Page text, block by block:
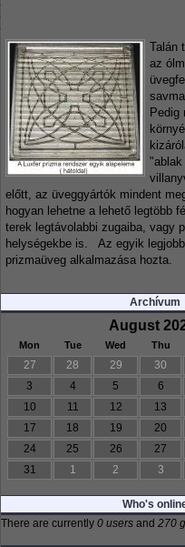
Talán
az
Pedig
előtt, az üveggyártók mindent
hogyan lehetne a lehető legtöbb
terek legtávolabbi zugaiba, vagy
helységekbe is. Az egyik
prizmaüveg alkalmazása hozta.
Archívum
August
Mon Tue Wed Thu
27 28 29 30
3
4 5 6
10
11 12 13
17
18 19 20
24
25 26 27
31
1 2 3
Who's
There are currently 0 users and 270